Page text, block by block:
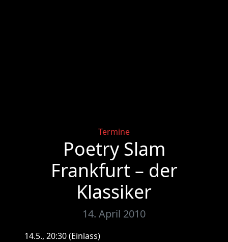
Categories
Termine
Poetry Slam
Frankfurt – der
Klassiker
14. April 2010
14.5., 20:30 (Einlass)